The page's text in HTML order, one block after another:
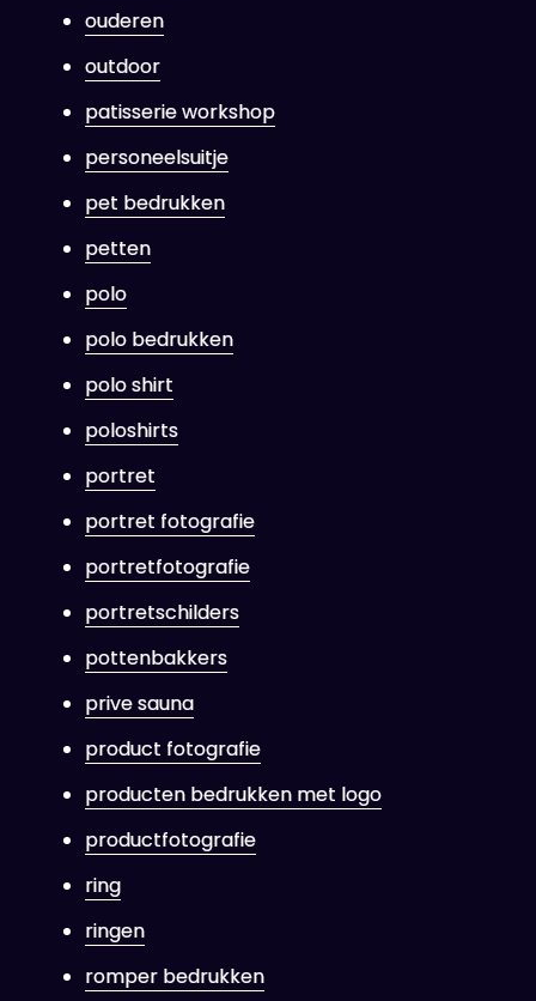
ouderen
outdoor
patisserie workshop
personeelsuitje
pet bedrukken
petten
polo
polo bedrukken
polo shirt
poloshirts
portret
portret fotografie
portretfotografie
portretschilders
pottenbakkers
prive sauna
product fotografie
producten bedrukken met logo
productfotografie
ring
ringen
romper bedrukken